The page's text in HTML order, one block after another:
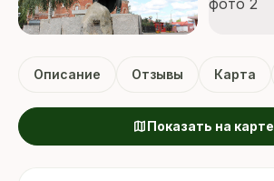
Описание Отзывы Карта
mapПоказать на карте